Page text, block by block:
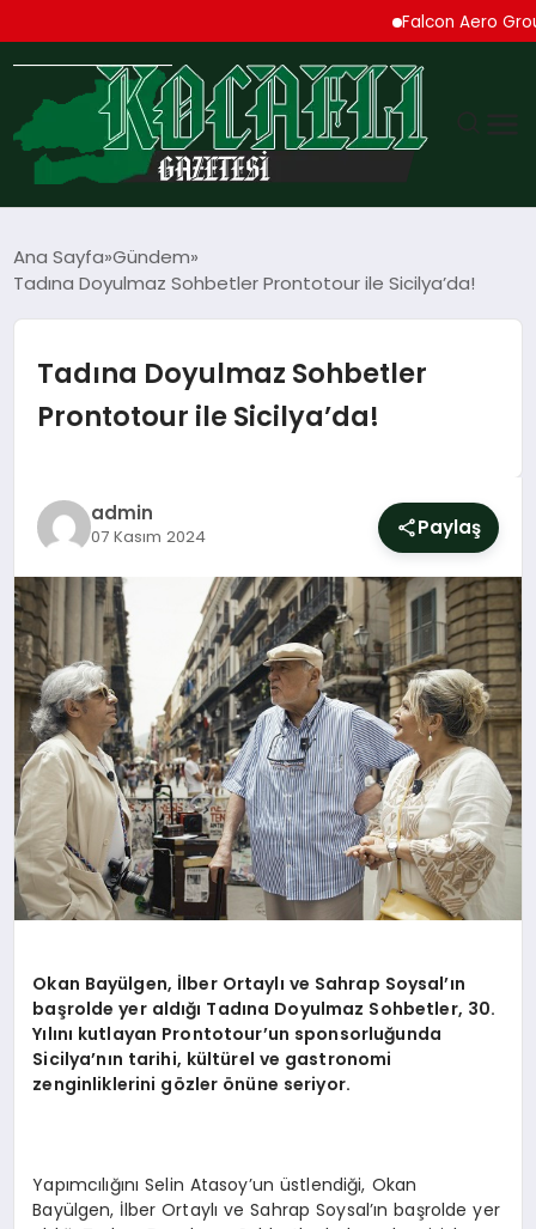
Falcon Aero Group,
TEKNOLOJI
EKONOMI
SPOR
SIYASET
YAŞAM
DÜNYA
SAĞLIK
EĞITIM
Ana Sayfa Gündem
Tadına Doyulmaz Sohbetler Prontotour ile Sicilya’da!
Tadına Doyulmaz Sohbetler
Prontotour ile Sicilya’da!
admin
07 Kasım 2024 Paylaş
Okan Bayülgen, İlber Ortaylı ve Sahrap Soysal’ın
başrolde yer aldığı Tadına Doyulmaz Sohbetler, 30.
Yılını kutlayan Prontotour’un sponsorluğunda
Sicilya’nın tarihi, kültürel ve gastronomi
zenginliklerini gözler önüne seriyor.
Yapımcılığını Selin Atasoy’un üstlendiği, Okan
Bayülgen, İlber Ortaylı ve Sahrap Soysal’ın başrolde yer